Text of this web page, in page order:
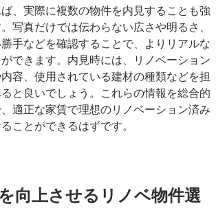
、 実際に複数の物件を内見する ことも強
写真だけでは伝わらない広さや明るさ、
手などを確認することで、よりリアルな
できます。内見時には、リノベーション
容、使用されている建材の種類などを担
と良いでしょう。これらの情報を総合的
適正な家賃で理想のリノベーション済み
ことができるはずです。
向上させるリノベ物件選